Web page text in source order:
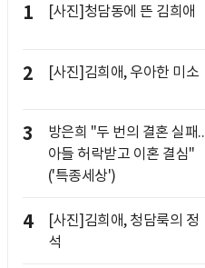
1 [사진]청담동에 뜬 김희애
2 [사진]김희애, 우아한 미소
3
방은희 "두 번의 결혼 실패..
아들 허락받고 이혼 결심"
('특종세상')
4
[사진]김희애, 청담룩의 정
석